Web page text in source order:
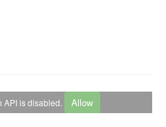
is disabled. Allow